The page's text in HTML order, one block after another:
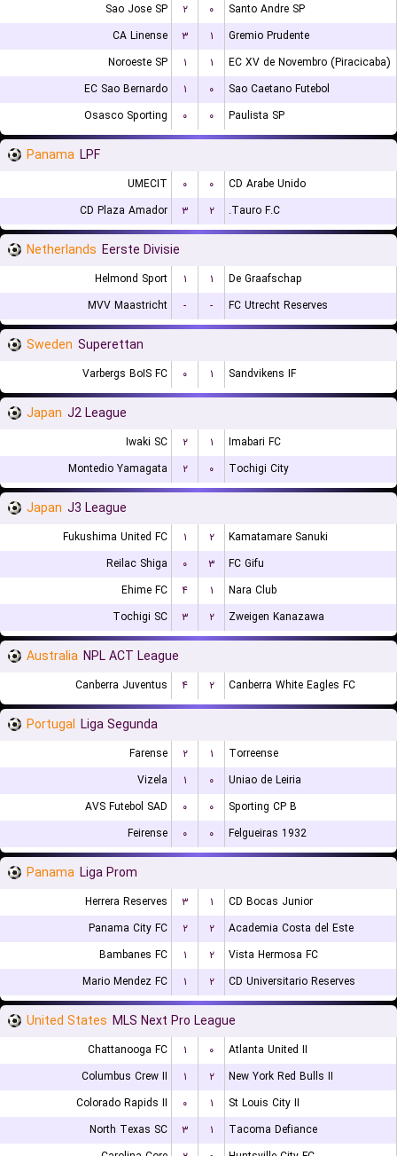
Sao Jose SP ۲ ۰
Santo Andre SP
CA Linense
۳ ۱
Gremio Prudente
Noroeste SP
۱ ۱
EC XV de Novembro (Piracicaba)
EC Sao Bernardo
۱ ۰
Sao Caetano Futebol
Osasco Sporting
۰ ۰ Paulista SP
Panama LPF
UMECIT ۰ ۰
CD Arabe Unido
CD Plaza Amador
۳ ۲ Tauro F.C.
Netherlands Eerste Divisie
Helmond Sport ۱ ۱
De Graafschap
MVV Maastricht
- - FC Utrecht Reserves
Sweden Superettan
Varbergs BoIS FC ۰ ۱ Sandvikens IF
Japan J2 League
Iwaki SC ۲ ۱
Imabari FC
Montedio Yamagata
۲ ۰ Tochigi City
Japan J3 League
Fukushima United FC ۱ ۲
Kamatamare Sanuki
Reilac Shiga
۰ ۳
FC Gifu
Ehime FC
۴ ۱
Nara Club
Tochigi SC
۳ ۲ Zweigen Kanazawa
Australia NPL ACT League
Canberra Juventus ۴ ۲ Canberra White Eagles FC
Portugal Liga Segunda
Farense ۲ ۱
Torreense
Vizela
۱ ۰
Uniao de Leiria
AVS Futebol SAD
۰ ۰
Sporting CP B
Feirense
۰ ۰ Felgueiras 1932
Panama Liga Prom
Herrera Reserves ۳ ۱
CD Bocas Junior
Panama City FC
۲ ۲
Academia Costa del Este
Bambanes FC
۱ ۲
Vista Hermosa FC
Mario Mendez FC
۱ ۲ CD Universitario Reserves
United States MLS Next Pro League
Chattanooga FC ۱ ۰
Atlanta United II
Columbus Crew II
۱ ۲
New York Red Bulls II
Colorado Rapids II
۰ ۱
St Louis City II
North Texas SC
۳ ۱
Tacoma Defiance